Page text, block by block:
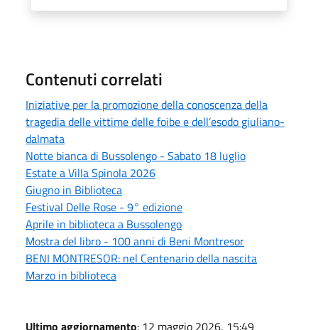
Contenuti correlati
Iniziative per la promozione della conoscenza della
tragedia delle vittime delle foibe e dell’esodo giuliano-
dalmata
Notte bianca di Bussolengo - Sabato 18 luglio
Estate a Villa Spinola 2026
Giugno in Biblioteca
Festival Delle Rose - 9° edizione
Aprile in biblioteca a Bussolengo
Mostra del libro - 100 anni di Beni Montresor
BENI MONTRESOR: nel Centenario della nascita
Marzo in biblioteca
Ultimo aggiornamento: 12 maggio 2026, 15:49